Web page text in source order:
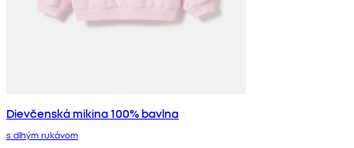
Dievčenská mikina 100% bavlna
s dlhým rukávom